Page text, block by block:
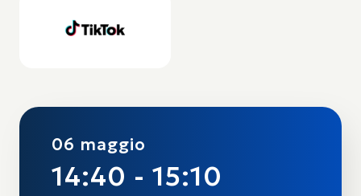
06 maggio
14:40 - 15:10